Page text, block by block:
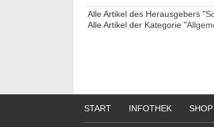
Alle Artikel des Herausgebers "
Alle Artikel der Kategorie "
START INFOTHEK SHOP